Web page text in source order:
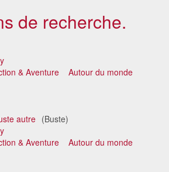
de recherche.
& Aventure
Autour du monde
autre (Buste)
& Aventure
Autour du monde